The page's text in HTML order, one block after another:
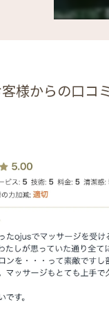
客様からの口